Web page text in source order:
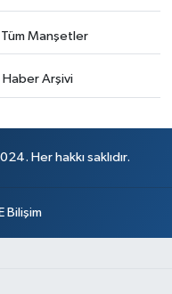
Tüm Manşetler
Haber Arşivi
Her hakkı saklıdır.
Bilişim